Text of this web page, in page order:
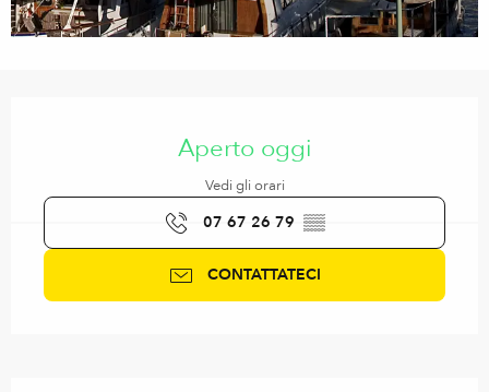
Aperto oggi
Vedi gli orari
07 67 26 79 ▒▒
CONTATTATECI